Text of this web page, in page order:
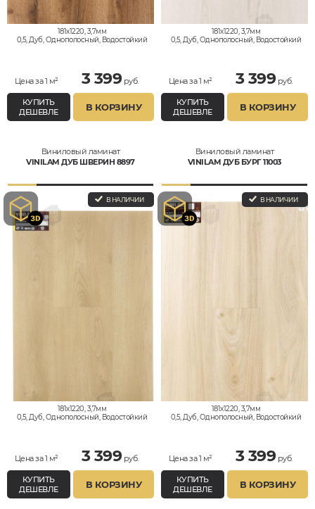
181x1220, 3,7мм
0,5, Дуб, Однополосный, Водостойкий
Цена за 1 м² 3 399руб.
КУПИТЬ
ДЕШЕВЛЕ
В КОРЗИНУ
181x1220, 3,7мм
0,5, Дуб, Однополосный, Водостойкий
Цена за 1 м² 3 399руб.
КУПИТЬ
ДЕШЕВЛЕ
В КОРЗИНУ
Виниловый ламинат
VINILAM ДУБ ШВЕРИН 8897
В НАЛИЧИИ
181x1220, 3,7мм
0,5, Дуб, Однополосный, Водостойкий
Цена за 1 м² 3 399руб.
КУПИТЬ
ДЕШЕВЛЕ
В КОРЗИНУ
Виниловый ламинат
VINILAM ДУБ БУРГ 11003
В НАЛИЧИИ
181x1220, 3,7мм
0,5, Дуб, Однополосный, Водостойкий
Цена за 1 м² 3 399руб.
КУПИТЬ
ДЕШЕВЛЕ
В КОРЗИНУ